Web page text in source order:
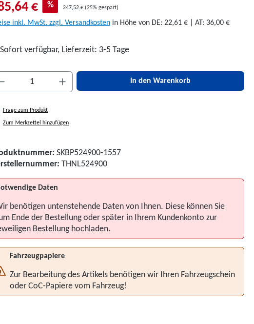
€ % 247,52 € (25% gespart)
inkl. MwSt. zzgl. Versandkosten in Höhe von DE: 22,61 € | AT: 36,00 €
Sofort verfügbar, Lieferzeit: 3-5 Tage
Anzahl: Gib den gewünschten Wert ein oder
In den Warenkorb
Frage zum Produkt
Zum Merkzettel hinzufügen
SKBP524900-1557
THNL524900
Daten
benötigen untenstehende Daten von Ihnen. Diese können Sie
Ende der Bestellung oder später in Ihrem Kundenkonto zur
Bestellung hochladen.
Fahrzeugpapiere
Zur Bearbeitung des Artikels benötigen wir Ihren Fahrzeugschein
oder CoC-Papiere vom Fahrzeug!